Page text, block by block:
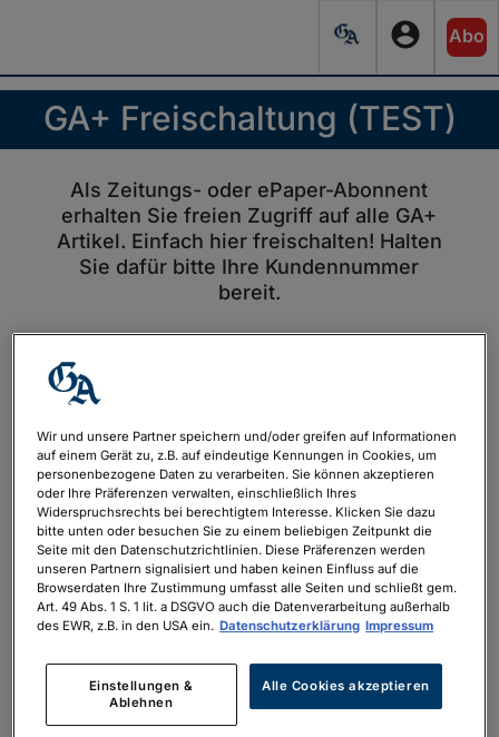
account_circle Abo
GA+ Freischaltung (TEST)
Als Zeitungs- oder ePaper-Abonnent
erhalten Sie freien Zugriff auf alle GA+
Artikel. Einfach hier freischalten! Halten
Sie dafür bitte Ihre Kundennummer
bereit.
Ich möchte künftig über Angebote der General-
Anzeiger Bonn GmbH zu den Themen Print- und
Digitalabonnements, Anzeigen, Gewinnspiele und
Veranstaltungen per E-Mail auf Grundlage meiner
persönlichen Interessen informiert werden. Ihre
Einwilligung können Sie jederzeit widerrufen, indem
können Sie diese jederzeit über den Abbestelllink im
Newsletter abbestellen.
Wir und unsere Partner speichern und/oder greifen auf Informationen
auf einem Gerät zu, z.B. auf eindeutige Kennungen in Cookies, um
personenbezogene Daten zu verarbeiten. Sie können akzeptieren
oder Ihre Präferenzen verwalten, einschließlich Ihres
Widerspruchsrechts bei berechtigtem Interesse. Klicken Sie dazu
bitte unten oder besuchen Sie zu einem beliebigen Zeitpunkt die
Seite mit den Datenschutzrichtlinien. Diese Präferenzen werden
unseren Partnern signalisiert und haben keinen Einfluss auf die
Browserdaten Ihre Zustimmung umfasst alle Seiten und schließt gem.
Art. 49 Abs. 1 S. 1 lit. a DSGVO auch die Datenverarbeitung außerhalb
des EWR, z.B. in den USA ein. Datenschutzerklärung Impressum
Einstellungen &
Ablehnen
Alle Cookies akzeptieren